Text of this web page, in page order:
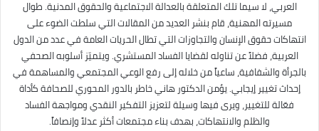
العربي، لا سيما تلك المتعلقة بالعدالة الاجتماعية والحقوق المدنية. طوال
مسيرته المهنية، قام بنشر العديد من المقالات التي سلطت الضوء على
انتهاكات حقوق الإنسان والتجاوزات التي تطال الحريات العامة في عدد من الدول
العربية، فضلاً عن تناوله لقضايا الفساد المستشري. ويتميّز أسلوبه الصحفي
بالجرأة والشفافية، ساعياً من خلاله إلى رفع الوعي المجتمعي والمساهمة في
إحداث تغيير إيجابي. يؤمن الدكتور هاني خاطر بالدور المحوري للصحافة كأداة
فعّالة للتغيير، ويرى فيها وسيلة لتعزيز التفكير النقدي ومواجهة الفساد
والظلم والانتهاكات، بهدف بناء مجتمعات أكثر عدلاً وإنصافاً.